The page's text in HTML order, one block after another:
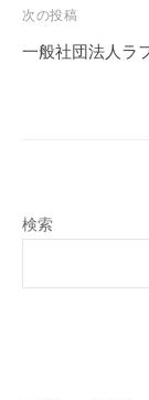
ビ
ゲ
次の投稿
一般社団法人ラ
検索